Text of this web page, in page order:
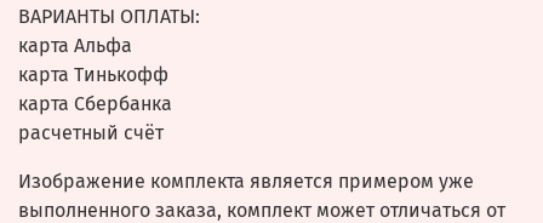
ВАРИАНТЫ ОПЛАТЫ:
карта Альфа
карта Тинькофф
карта Сбербанка
расчетный счёт
Изображение комплекта является примером уже
выполненного заказа, комплект может отличаться от